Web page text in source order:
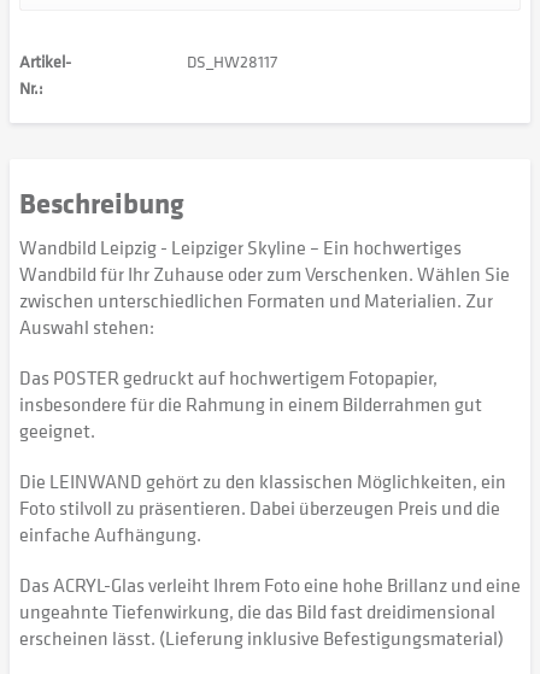
Artikel-
Nr.:
DS_HW28117
Beschreibung
Wandbild Leipzig - Leipziger Skyline – Ein hochwertiges
Wandbild für Ihr Zuhause oder zum Verschenken. Wählen Sie
zwischen unterschiedlichen Formaten und Materialien. Zur
Auswahl stehen:
Das POSTER gedruckt auf hochwertigem Fotopapier,
insbesondere für die Rahmung in einem Bilderrahmen gut
geeignet.
Die LEINWAND gehört zu den klassischen Möglichkeiten, ein
Foto stilvoll zu präsentieren. Dabei überzeugen Preis und die
einfache Aufhängung.
Das ACRYL-Glas verleiht Ihrem Foto eine hohe Brillanz und eine
ungeahnte Tiefenwirkung, die das Bild fast dreidimensional
erscheinen lässt. (Lieferung inklusive Befestigungsmaterial)